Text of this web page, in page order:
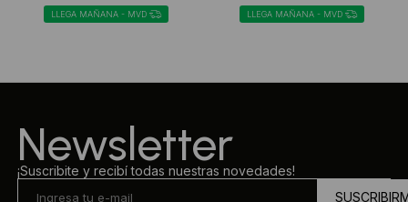
LLEGA MAÑANA - MVD LLEGA MAÑANA - MVD
Newsletter
¡Suscribite y recibí todas nuestras novedades!